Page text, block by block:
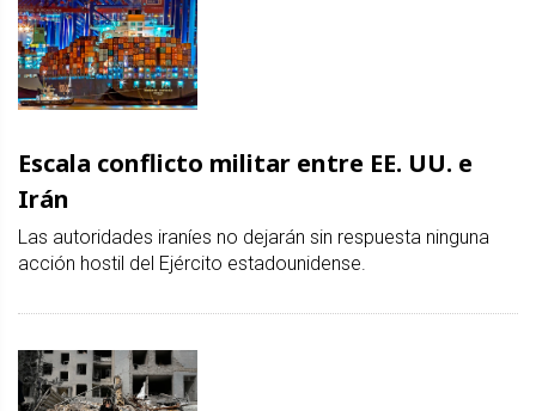
Escala conflicto militar entre EE. UU. e
Irán
Las autoridades iraníes no dejarán sin respuesta ninguna
acción hostil del Ejército estadounidense.